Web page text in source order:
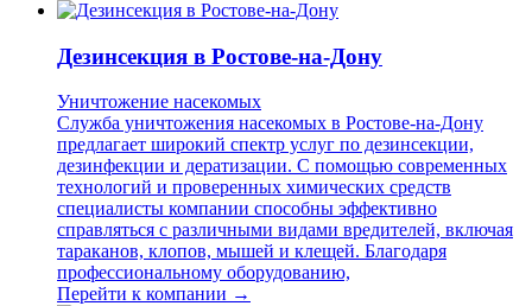
Дезинсекция в Ростове-на-Дону
Уничтожение насекомых
Служба уничтожения насекомых в Ростове-на-Дону
предлагает широкий спектр услуг по дезинсекции,
дезинфекции и дератизации. С помощью современных
технологий и проверенных химических средств
специалисты компании способны эффективно
справляться с различными видами вредителей, включая
тараканов, клопов, мышей и клещей. Благодаря
профессиональному оборудованию,
Перейти к компании →